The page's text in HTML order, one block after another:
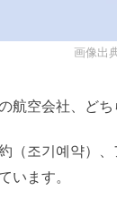
画像出
航空会社、どち
（조기예약）
います。